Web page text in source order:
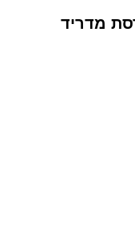
מדריד